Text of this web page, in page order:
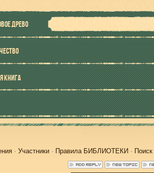
ДРЕВО
КНИГА
· Участники · Правила БИБЛИОТЕКИ · Поиск